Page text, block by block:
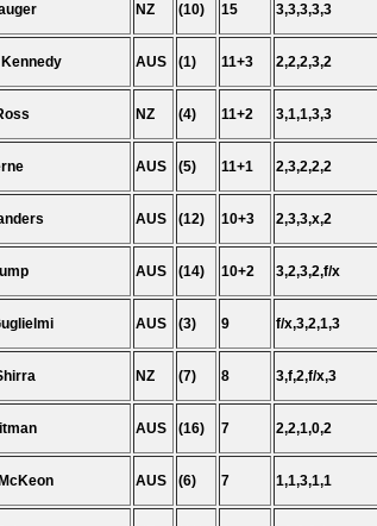
NZ (10) 15 3,3,3,3,3
AUS (1) 11+3 2,2,2,3,2
NZ (4) 11+2 3,1,1,3,3
AUS (5) 11+1 2,3,2,2,2
AUS (12) 10+3 2,3,3,x,2
AUS (14) 10+2 3,2,3,2,f/x
AUS (3) 9 f/x,3,2,1,3
NZ (7) 8 3,f,2,f/x,3
AUS (16) 7 2,2,1,0,2
AUS (6) 7 1,1,3,1,1